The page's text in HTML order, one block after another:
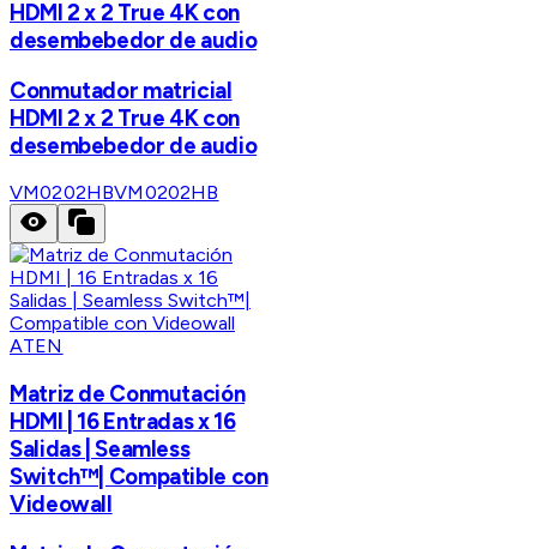
HDMI 2 x 2 True 4K con
desembebedor de audio
Conmutador matricial
HDMI 2 x 2 True 4K con
desembebedor de audio
VM0202HBVM0202HB
ATEN
Matriz de Conmutación
HDMI | 16 Entradas x 16
Salidas | Seamless
Switch™| Compatible con
Videowall